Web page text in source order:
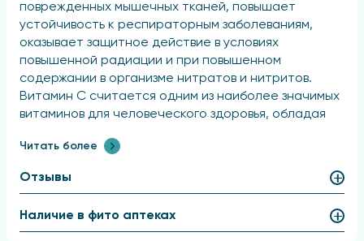
поврежденных мышечных тканей, повышает
устойчивость к респираторным заболеваниям,
оказывает защитное действие в условиях
повышенной радиации и при повышенном
содержании в организме нитратов и нитритов.
Витамин С считается одним из наиболее значимых
витаминов для человеческого здоровья, обладая
свойствами, стимулируя производство коллагена,
проницаемость капилляров и играя важную роль в
Читать более
Отзывы
Наличие в фито аптеках